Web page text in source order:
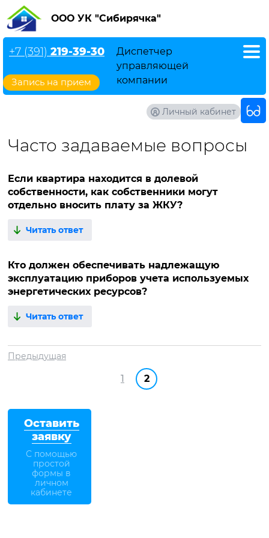
ООО УК "Сибирячка"
Запись на прием
+7 (391) 219-39-30
Диспетчер
управляющей
компании
Личный кабинет
Часто задаваемые вопросы
Если квартира находится в долевой
собственности, как собственники могут
отдельно вносить плату за ЖКУ?
Читать ответ
Кто должен обеспечивать надлежащую
эксплуатацию приборов учета используемых
энергетических ресурсов?
Читать ответ
Предыдущая
1 2
Оставить
заявку
С помощью
простой
формы в
личном
кабинете